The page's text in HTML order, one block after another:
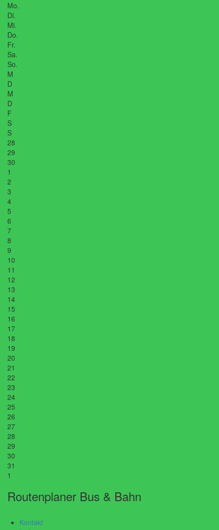
Mo.
Di.
Mi.
Do.
Fr.
Sa.
So.
M
D
M
D
F
S
S
28
29
30
1
2
3
4
5
6
7
8
9
10
11
12
13
14
15
16
17
18
19
20
21
22
23
24
25
26
27
28
29
30
31
1
Routenplaner Bus & Bahn
Kontakt